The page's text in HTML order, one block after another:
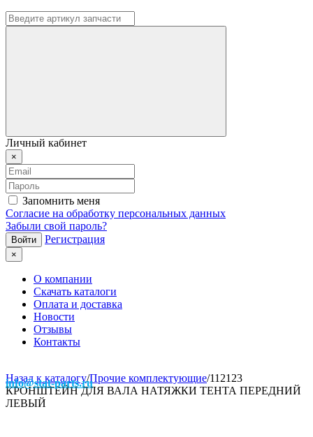
Личный кабинет
×
Запомнить меня
Согласие на обработку персональных данных
Забыли свой пароль?
Регистрация
×
О компании
Скачать каталоги
Оплата и доставка
Новости
Отзывы
Контакты
info@stat-parts.ru
Назад к каталогу/Прочие комплектующие/112123
КРОНШТЕЙН ДЛЯ ВАЛА НАТЯЖКИ ТЕНТА ПЕРЕДНИЙ
ЛЕВЫЙ